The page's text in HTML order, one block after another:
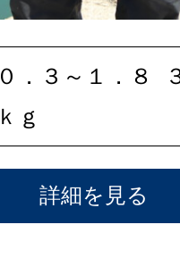
０．３～１．８
ｋｇ
詳細を見る